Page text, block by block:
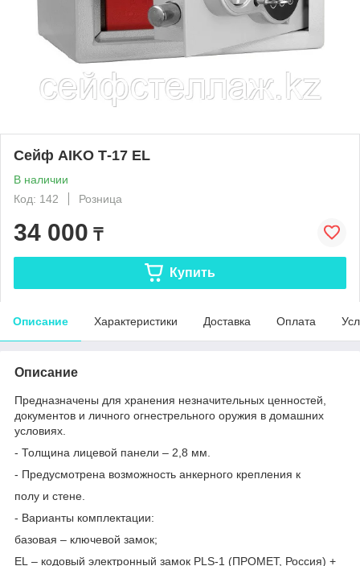
Сейф AIKO Т-17 EL
В наличии
Код: 142
Розница
34 000 ₸
Купить
Описание Характеристики Доставка Оплата
Описание
Предназначены для хранения незначительных ценностей,
документов и личного огнестрельного оружия в домашних
условиях.
- Толщина лицевой панели – 2,8 мм.
- Предусмотрена возможность анкерного крепления к
полу и стене.
- Варианты комплектации:
базовая – ключевой замок;
EL – кодовый электронный замок PLS-1 (ПРОМЕТ, Россия) +